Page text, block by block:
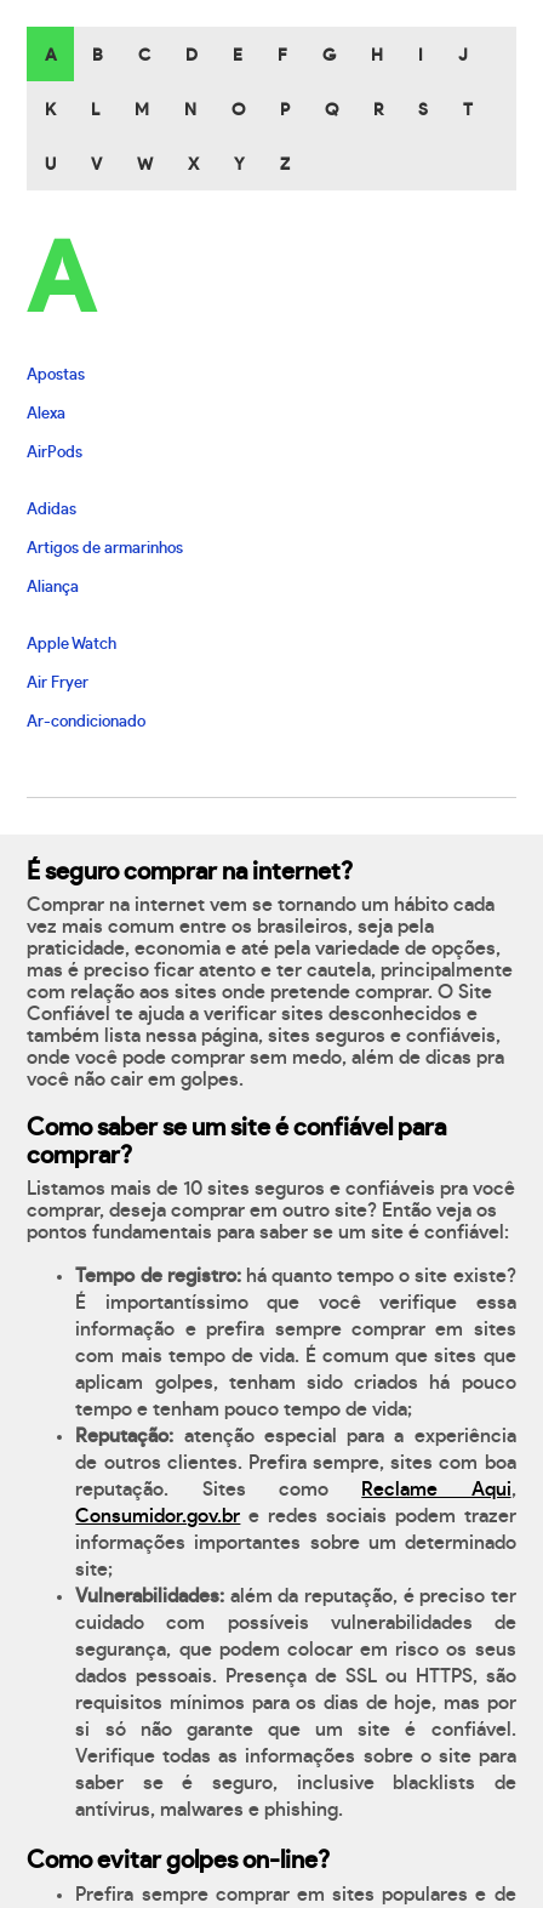
A B C D E F G H J
K L M N O P Q R S T
U V W X Y Z
A
Apostas
Alexa
AirPods
Adidas
Artigos de armarinhos
Aliança
Apple Watch
Air Fryer
Ar-condicionado
É seguro comprar na internet?
Comprar na internet vem se tornando um hábito cada
vez mais comum entre os brasileiros, seja pela
praticidade, economia e até pela variedade de opções,
mas é preciso ficar atento e ter cautela, principalmente
com relação aos sites onde pretende comprar. O Site
Confiável te ajuda a verificar sites desconhecidos e
também lista nessa página, sites seguros e confiáveis,
onde você pode comprar sem medo, além de dicas pra
você não cair em golpes.
Como saber se um site é confiável para
comprar?
Listamos mais de 10 sites seguros e confiáveis pra você
comprar, deseja comprar em outro site? Então veja os
pontos fundamentais para saber se um site é confiável:
Tempo de registro:há quanto tempo o site existe?
É importantíssimo que você verifique essa
informação e prefira sempre comprar em sites
com mais tempo de vida. É comum que sites que
aplicam golpes, tenham sido criados há pouco
tempo e tenham pouco tempo de vida;
Reputação: atenção especial para a experiência
de outros clientes. Prefira sempre, sites com boa
reputação. Sites como
Reclame Aqui,
Consumidor.gov.br e redes sociais podem trazer
informações importantes sobre um determinado
site;
Vulnerabilidades: além da reputação, é preciso ter
cuidado com possíveis vulnerabilidades de
segurança, que podem colocar em risco os seus
dados pessoais. Presença de SSL ou HTTPS, são
requisitos mínimos para os dias de hoje, mas por
si só não garante que um site é confiável.
Verifique todas as informações sobre o site para
saber se é seguro, inclusive blacklists de
antívirus, malwares e phishing.
Como evitar golpes on-line?
Prefira sempre comprar em sites populares e de